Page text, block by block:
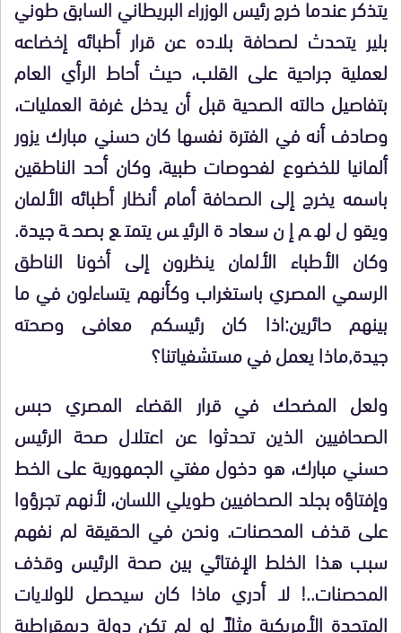
يتذكر عندما خرج رئيس الوزراء البريطاني السابق طوني
بلير يتحدث لصحافة بلاده عن قرار أطبائه إخضاعه
لعملية جراحية على القلب، حيث أحاط الرأي العام
بتفاصيل حالته الصحية قبل أن يدخل غرفة العمليات،
وصادف أنه في الفترة نفسها كان حسني مبارك يزور
ألمانيا للخضوع لفحوصات طبية، وكان أحد الناطقين
باسمه يخرج إلى الصحافة أمام أنظار أطبائه الألمان
ويقول لهم إن سعادة الرئيس يتمتع بصحة جيدة.
وكان الأطباء الألمان ينظرون إلى أخونا الناطق
الرسمي المصري باستغراب وكأنهم يتساءلون في ما
بينهم حائرين:اذا كان رئيسكم معافى وصحته
جيدة,ماذا يعمل في مستشفياتنا؟
ولعل المضحك في قرار القضاء المصري حبس
الصحافيين الذين تحدثوا عن اعتلال صحة الرئيس
حسني مبارك، هو دخول مفتي الجمهورية على الخط
وإفتاؤه بجلد الصحافيين طويلي اللسان، لأنهم تجرؤوا
على قذف المحصنات. ونحن في الحقيقة لم نفهم
سبب هذا الخلط الإفتائي بين صحة الرئيس وقذف
المحصنات..! لا أدري ماذا كان سيحصل للولايات
المتحدة الأمريكية مثلاً لو لم تكن دولة ديمقراطية